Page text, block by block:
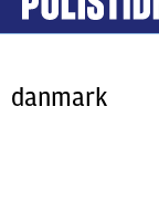
danmark